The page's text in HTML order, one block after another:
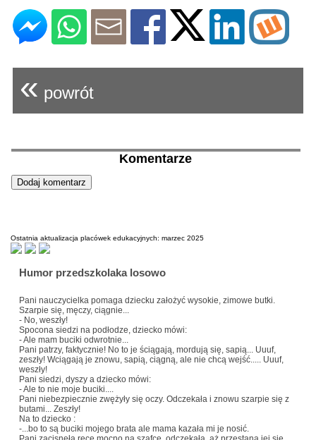
Humor przedszkolaka losowo
Pani nauczycielka pomaga dziecku założyć wysokie, zimowe butki.
Szarpie się, męczy, ciągnie...
- No, weszły!
Spocona siedzi na podłodze, dziecko mówi:
- Ale mam buciki odwrotnie...
Pani patrzy, faktycznie! No to je ściągają, mordują się, sapią... Uuuf,
zeszły! Wciągają je znowu, sapią, ciągną, ale nie chcą wejść..... Uuuf,
weszły!
Pani siedzi, dyszy a dziecko mówi:
- Ale to nie moje buciki....
Pani niebezpiecznie zwężyły się oczy. Odczekała i znowu szarpie się z
butami... Zeszły!
Na to dziecko :
-...bo to są buciki mojego brata ale mama kazała mi je nosić.
« powrót
Komentarze
Ostatnia aktualizacja placówek edukacyjnych: marzec 2025